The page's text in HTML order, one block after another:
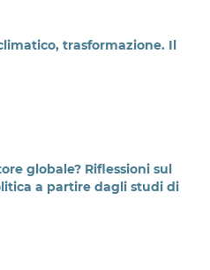
trasformazione. Il
globale? Riflessioni sul
a partire dagli studi di